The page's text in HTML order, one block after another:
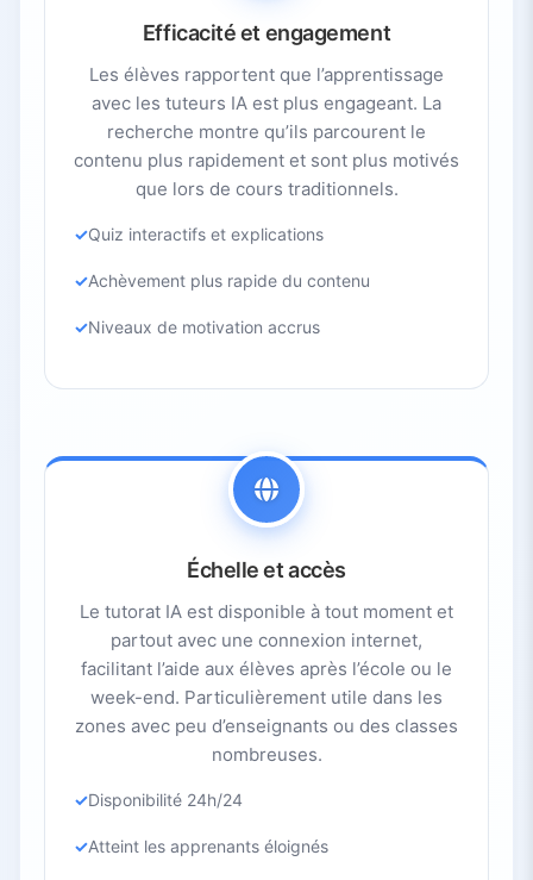
Efficacité et engagement
Les élèves rapportent que l’apprentissage
avec les tuteurs IA est plus engageant. La
recherche montre qu’ils parcourent le
contenu plus rapidement et sont plus motivés
que lors de cours traditionnels.
Quiz interactifs et explications
Achèvement plus rapide du contenu
Niveaux de motivation accrus
Échelle et accès
Le tutorat IA est disponible à tout moment et
partout avec une connexion internet,
facilitant l’aide aux élèves après l’école ou le
week-end. Particulièrement utile dans les
zones avec peu d’enseignants ou des classes
nombreuses.
Disponibilité 24h/24
Atteint les apprenants éloignés